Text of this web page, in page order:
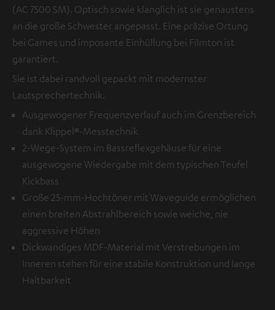
(AC 7500 SM). Optisch sowie klanglich ist sie genaustens
an die große Schwester angepasst. Eine präzise Ortung
bei Games und imposante Einhüllung bei Filmton ist
garantiert.
Sie ist dabei randvoll gepackt mit modernster
Lautsprechertechnik.
Ausgewogener Frequenzverlauf auch im Grenzbereich
dank Klippel®-Messtechnik
2-Wege-System im Bassreflexgehäuse für eine
ausgewogene Wiedergabe mit dem typischen Teufel
Kickbass
Große 25-mm-Hochtöner mit Waveguide ermöglichen
einen breiten Abstrahlbereich sowie weiche, nie
aggressive Höhen
Dickwandiges MDF-Material mit Verstrebungen im
Inneren stehen für eine stabile Konstruktion und lange
Haltbarkeit